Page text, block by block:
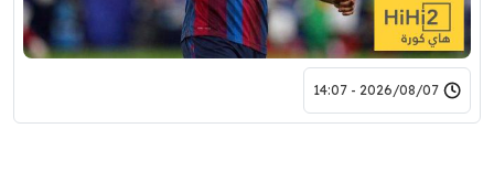
2026/08/07 - 14:07